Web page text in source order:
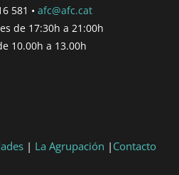
581 • afc@afc.cat
de 17:30h a 21:00h
10.00h a 13.00h
| La Agrupación | Contacto